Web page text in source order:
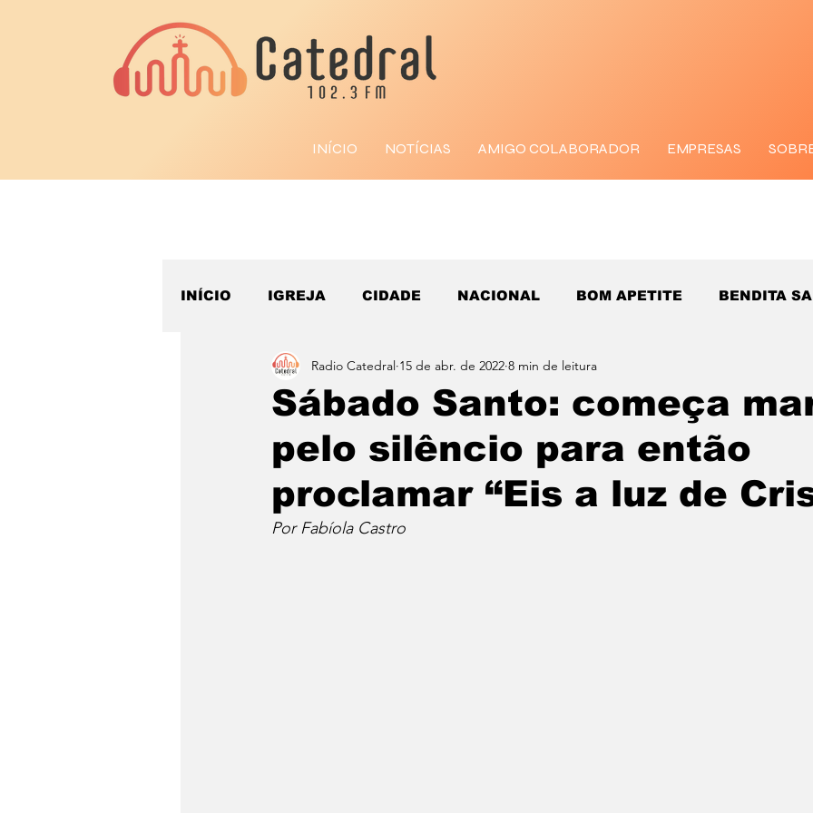
INÍCIO NOTÍCIAS AMIGO COLABORADOR EMPRESAS
INÍCIO IGREJA CIDADE NACIONAL BOM APETITE BENDITA
ESPORTE
Sábado Santo: começa
pelo silêncio para então
proclamar “Eis a luz de
Radio Catedral 15 de abr. de 2022 8 min de leitura
Por Fabíola Castro